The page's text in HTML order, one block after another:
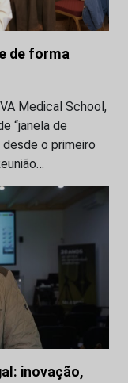
de forma
Medical School,
“janela de
o primeiro
inovação,